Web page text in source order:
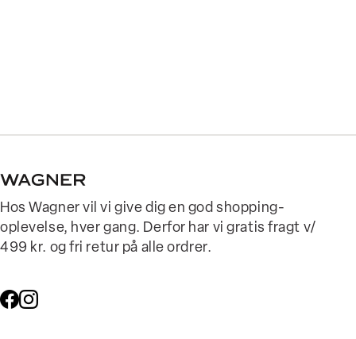
Hos Wagner vil vi give dig en god shopping-
oplevelse, hver gang. Derfor har vi gratis fragt v/
499 kr. og fri retur på alle ordrer.